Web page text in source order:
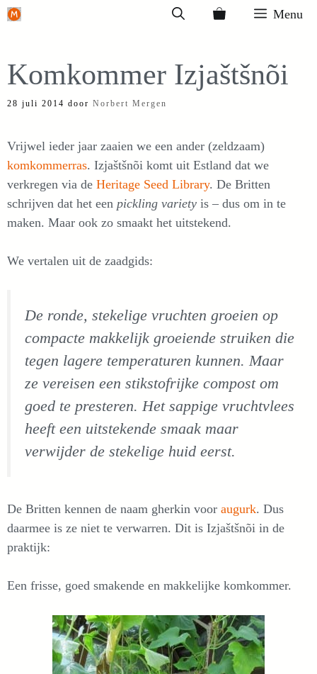
Ga
inhoud
Menu
Komkommer Izjaštšnõi
28 juli 2014 door Norbert Mergen
Vrijwel ieder jaar zaaien we een ander (zeldzaam)
komkommerras. Izjaštšnõi komt uit Estland dat we
verkregen via de Heritage Seed Library. De Britten
schrijven dat het een pickling variety is – dus om in te
maken. Maar ook zo smaakt het uitstekend.
We vertalen uit de zaadgids:
De ronde, stekelige vruchten groeien op
compacte makkelijk groeiende struiken die
tegen lagere temperaturen kunnen. Maar
ze vereisen een stikstofrijke compost om
goed te presteren. Het sappige vruchtvlees
heeft een uitstekende smaak maar
verwijder de stekelige huid eerst.
De Britten kennen de naam gherkin voor augurk. Dus
daarmee is ze niet te verwarren. Dit is Izjaštšnõi in de
praktijk:
Een frisse, goed smakende en makkelijke komkommer.